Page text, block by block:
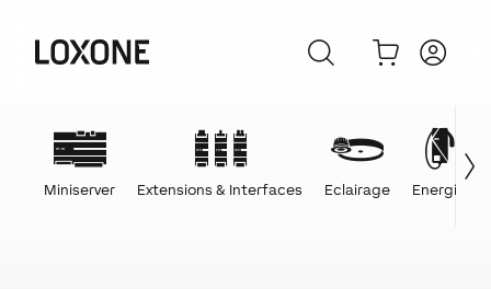
Miniserver Extensions & Interfaces Eclairage Energie